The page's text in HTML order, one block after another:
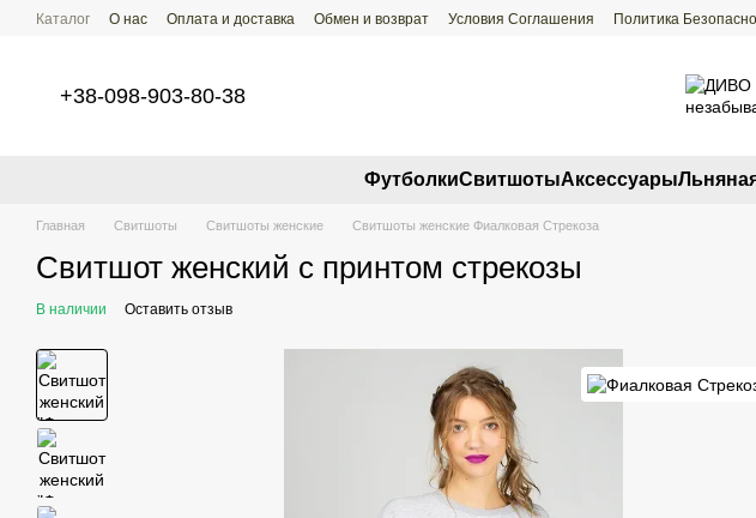
Перейти к основному контенту
Каталог О нас Оплата и доставка Обмен и возврат Условия Соглашения Политика
+38-098-903-80-38
ФутболкиСвитшотыАксессуары
Главная Свитшоты Свитшоты женские Свитшоты женские Фиалковая Стрекоза
Свитшот женский с принтом стрекозы
В наличии Оставить отзыв